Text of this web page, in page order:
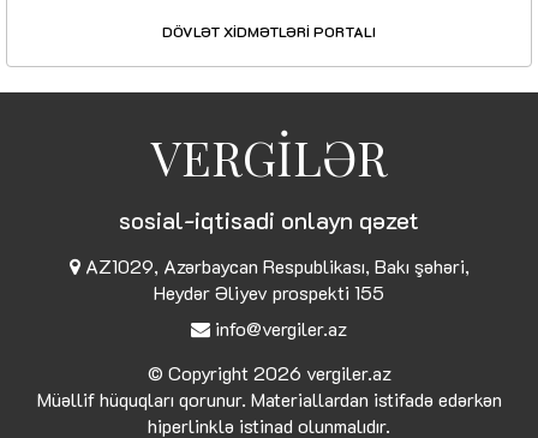
DÖVLƏT XİDMƏTLƏRİ PORTALI
VERGİLƏR
sosial-iqtisadi onlayn qəzet
AZ1029, Azərbaycan Respublikası, Bakı şəhəri,
Heydər Əliyev prospekti 155
info@vergiler.az
© Copyright 2026 vergiler.az
Müəllif hüquqları qorunur. Materiallardan istifadə edərkən
hiperlinklə istinad olunmalıdır.